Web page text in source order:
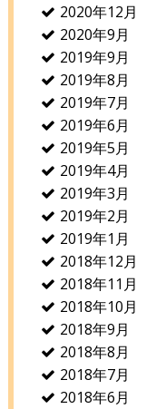
2020年12月
2020年9月
2019年9月
2019年8月
2019年7月
2019年6月
2019年5月
2019年4月
2019年3月
2019年2月
2019年1月
2018年12月
2018年11月
2018年10月
2018年9月
2018年8月
2018年7月
2018年6月